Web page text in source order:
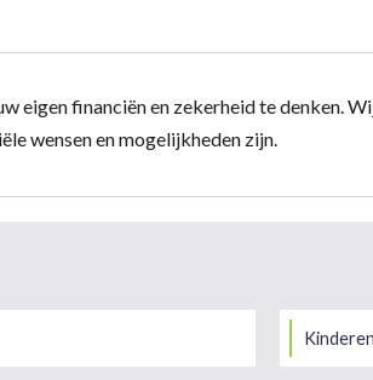
financiën en zekerheid te denken.
wensen en mogelijkheden zijn.
Kinderen